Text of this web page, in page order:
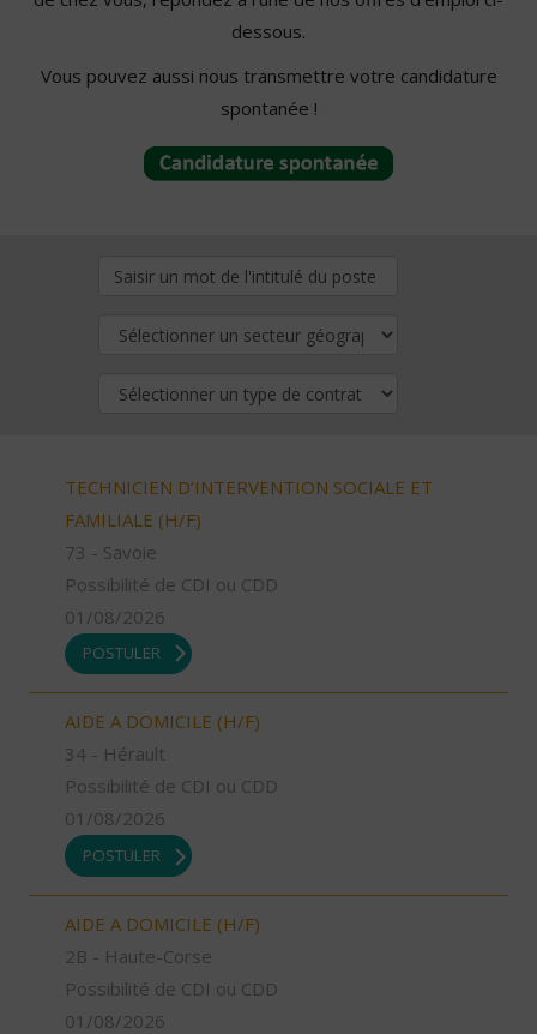
dessous.
Vous pouvez aussi nous transmettre votre candidature
spontanée !
TECHNICIEN D’INTERVENTION SOCIALE ET
FAMILIALE (H/F)
73 - Savoie
Possibilité de CDI ou CDD
01/08/2026
POSTULER
AIDE A DOMICILE (H/F)
34 - Hérault
Possibilité de CDI ou CDD
01/08/2026
POSTULER
AIDE A DOMICILE (H/F)
2B - Haute-Corse
Possibilité de CDI ou CDD
01/08/2026